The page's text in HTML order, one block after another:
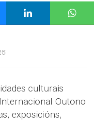
culturais
Outono
exposicións,